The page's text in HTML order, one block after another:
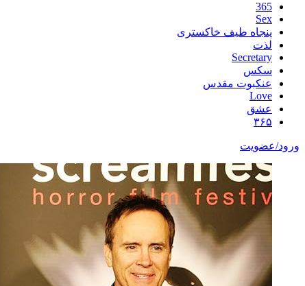
365
Sex
پنجاه طیف خاکستری
لذت
Secretary
سکس
عنکبوت مقدس
Love
عشق
۳۶۵
ورود/عضویت